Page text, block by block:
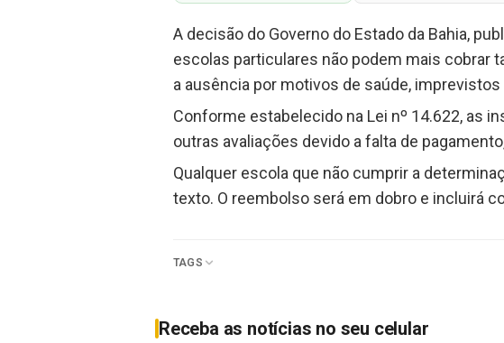
A decisão do Governo do Estado da Bahia,
escolas particulares não podem mais cobrar
a ausência por motivos de saúde,
Conforme estabelecido na Lei nº 14.622, as
outras avaliações devido a falta de
Qualquer escola que não cumprir a
texto. O reembolso será em dobro e incluirá
TAGS
Receba as notícias no seu celular